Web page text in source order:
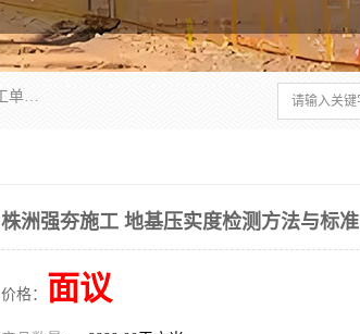
湖南业峻强夯基础工程有限公司是一家专业从事湖南强夯基础工程、强夯机租赁，地基处理的施工单位。业务覆盖：湖南、广东，江西等地。可承接1000KN.m-25000KN.m强夯（置换）工程。公司创始人是国内较早期从事强夯施工的建设者，经过多年的一步一个脚印的发展，在行业内具有较高的度和良好的口碑。
株洲强夯施工 地基压实度检测方法与标准
价格： 面议